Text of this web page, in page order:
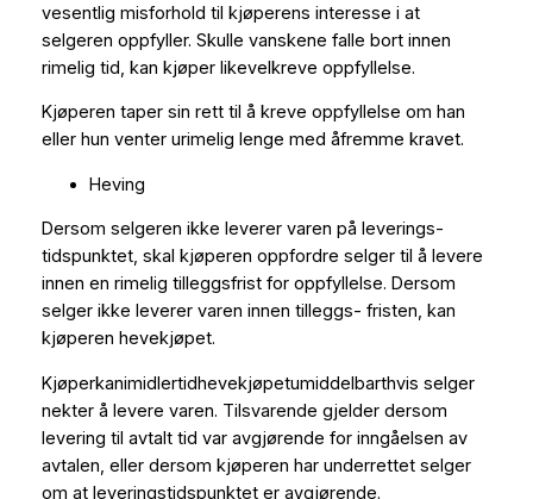
vesentlig misforhold til kjøperens interesse i at
selgeren oppfyller. Skulle vanskene falle bort innen
rimelig tid, kan kjøper likevelkreve oppfyllelse.
Kjøperen taper sin rett til å kreve oppfyllelse om han
eller hun venter urimelig lenge med åfremme kravet.
Heving
Dersom selgeren ikke leverer varen på leverings-
tidspunktet, skal kjøperen oppfordre selger til å levere
innen en rimelig tilleggsfrist for oppfyllelse. Dersom
selger ikke leverer varen innen tilleggs- fristen, kan
kjøperen hevekjøpet.
Kjøperkanimidlertidhevekjøpetumiddelbarthvis selger
nekter å levere varen. Tilsvarende gjelder dersom
levering til avtalt tid var avgjørende for inngåelsen av
avtalen, eller dersom kjøperen har underrettet selger
om at leveringstidspunktet er avgjørende.